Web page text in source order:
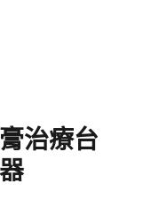
治療台